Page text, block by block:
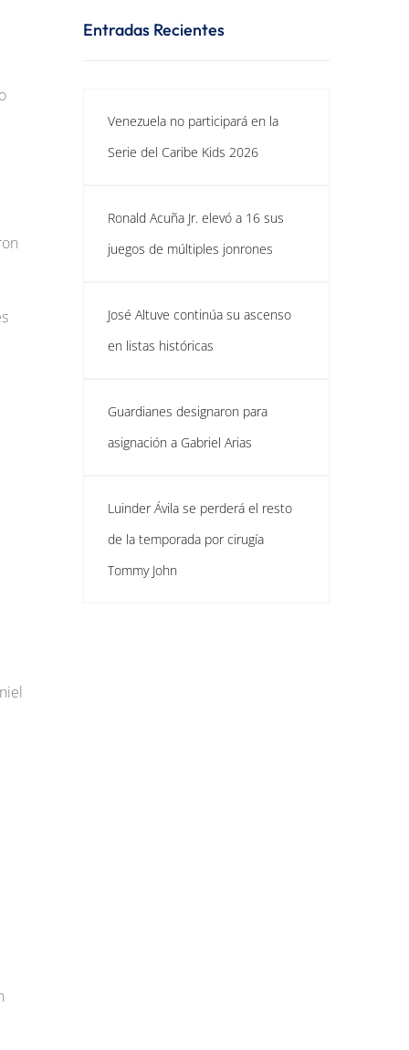
Entradas Recientes
Venezuela no participará en la
Serie del Caribe Kids 2026
Ronald Acuña Jr. elevó a 16 sus
juegos de múltiples jonrones
José Altuve continúa su ascenso
en listas históricas
Guardianes designaron para
asignación a Gabriel Arias
Luinder Ávila se perderá el resto
de la temporada por cirugía
Tommy John